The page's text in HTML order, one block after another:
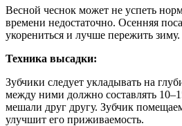
Весной чеснок может не успеть
времени недостаточно. Осенняя
укорениться и лучше пережить зиму.
Техника высадки:
Зубчики следует укладывать на
между ними должно составлять
мешали друг другу. Зубчик
улучшит его приживаемость.